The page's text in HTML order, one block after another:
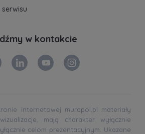
w kontakcie
internetowej murapol.pl materiały
mają charakter wyłącznie
celom prezentacyjnym. Ukazane